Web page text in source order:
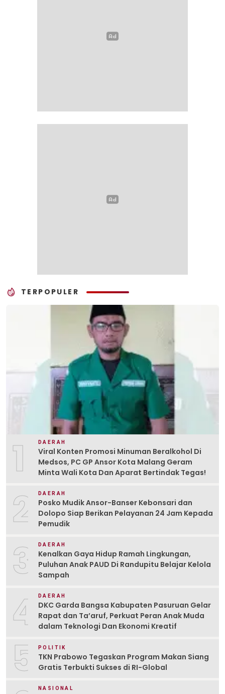
TERPOPULER
1 DAERAH
Viral Konten Promosi Minuman Beralkohol Di
Medsos, PC GP Ansor Kota Malang Geram
Minta Wali Kota Dan Aparat Bertindak Tegas!
2 DAERAH
Posko Mudik Ansor-Banser Kebonsari dan
Dolopo Siap Berikan Pelayanan 24 Jam Kepada
Pemudik
3 DAERAH
Kenalkan Gaya Hidup Ramah Lingkungan,
Puluhan Anak PAUD Di Randupitu Belajar Kelola
Sampah
4 DAERAH
DKC Garda Bangsa Kabupaten Pasuruan Gelar
Rapat dan Ta’aruf, Perkuat Peran Anak Muda
dalam Teknologi Dan Ekonomi Kreatif
5 POLITIK
TKN Prabowo Tegaskan Program Makan Siang
Gratis Terbukti Sukses di RI-Global
NASIONAL